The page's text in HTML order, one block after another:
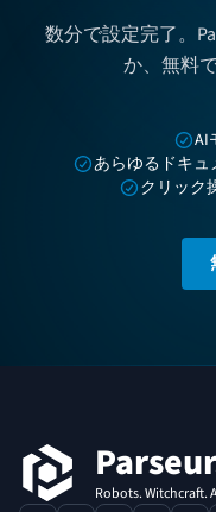
数分で設定完了。
か、無料
AI
あらゆるドキ
クリック
Robots. Witchcraft.